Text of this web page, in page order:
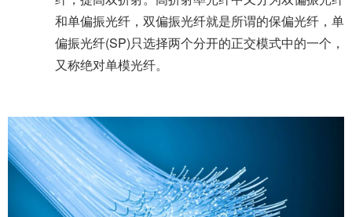
和单偏振光纤，双偏振光纤就是所谓的保偏光纤，单
偏振光纤(SP)只选择两个分开的正交模式中的一个，
又称绝对单模光纤。